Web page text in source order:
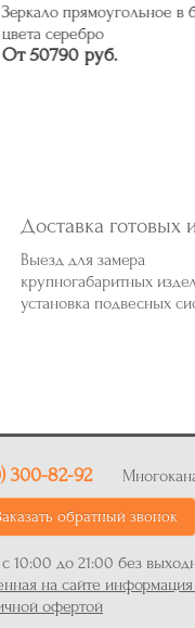
в багете
Доставка готовых
Выезд для замера
крупногабаритных
установка подвесных
300-82-92
обратный звонок
с 10:00 до 21:00 без
на сайте
офертой